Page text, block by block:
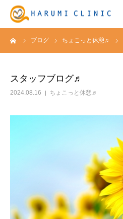
ブログ ちょこっと休憩♬
スタッフブログ♬
2024.08.16 ちょこっと休憩♬
HOME
アクセス